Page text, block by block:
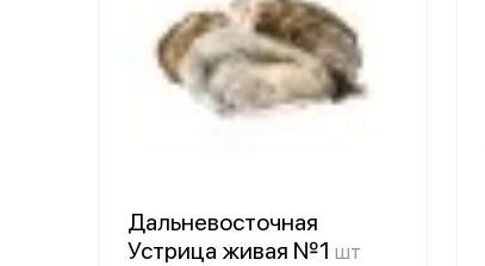
Дальневосточная
Устрица живая №1 шт